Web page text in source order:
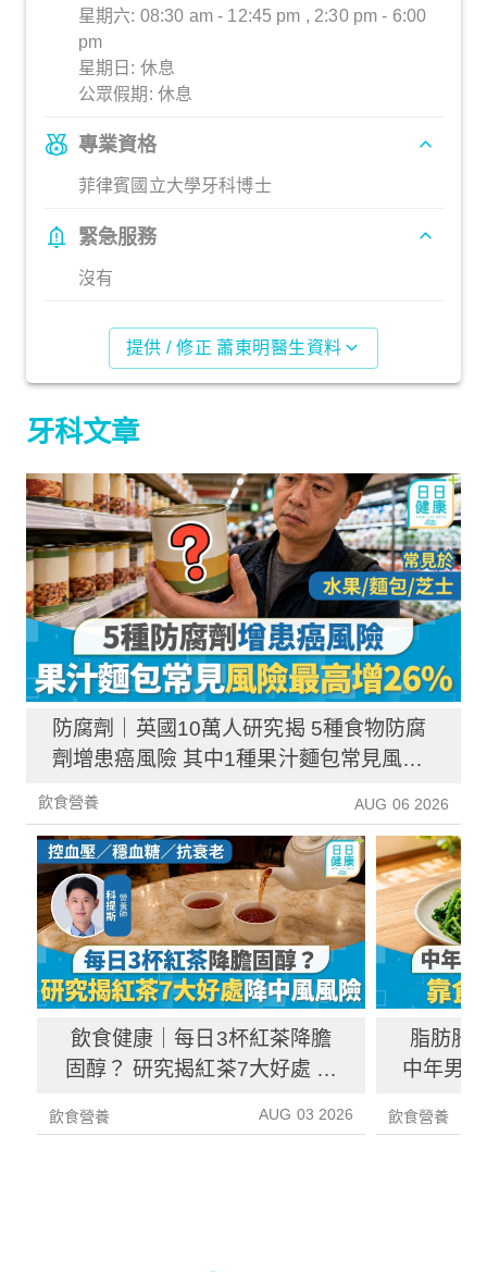
星期六: 08:30 am - 12:45 pm , 2:30 pm - 6:00
pm
星期日: 休息
公眾假期: 休息
專業資格
菲律賓國立大學牙科博士
緊急服務
沒有
提供 / 修正 蕭東明醫生資料
牙科文章
防腐劑｜英國10萬人研究揭 5種食物防腐
劑增患癌風險 其中1種果汁麵包常見風險
增26%
飲食營養 AUG 06 2026
飲食健康｜每日3杯紅茶降膽
固醇？ 研究揭紅茶7大好處 降
飲食營養 AUG 03 2026
脂肪肝
中年男
飲食營養